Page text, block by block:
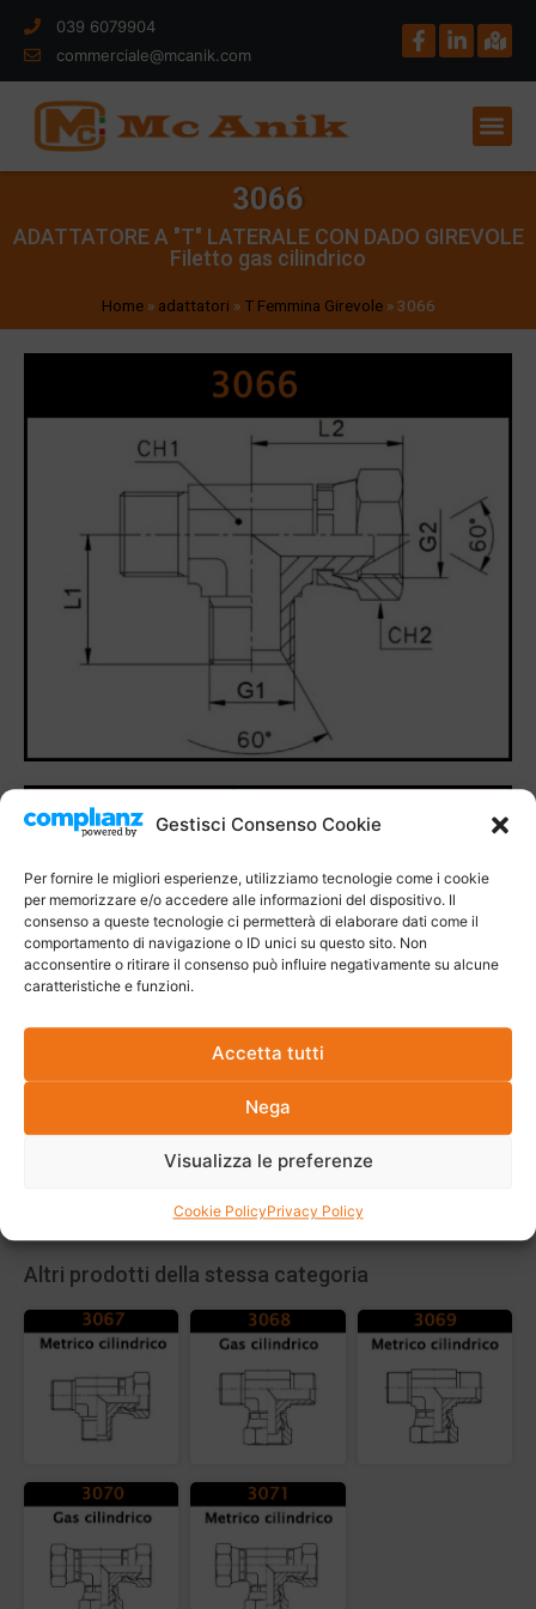
Gestisci Consenso Cookie
Per fornire le migliori esperienze, utilizziamo tecnologie come i cookie
per memorizzare e/o accedere alle informazioni del dispositivo. Il
consenso a queste tecnologie ci permetterà di elaborare dati come il
comportamento di navigazione o ID unici su questo sito. Non
acconsentire o ritirare il consenso può influire negativamente su alcune
caratteristiche e funzioni.
Accetta tutti
Nega
Visualizza le preferenze
Cookie PolicyPrivacy Policy
039 6079904
commerciale@mcanik.com
3066
ADATTATORE A "T" LATERALE CON DADO GIREVOLE
Filetto gas cilindrico
Home» adattatori » T Femmina Girevole»3066
Altri prodotti della stessa categoria